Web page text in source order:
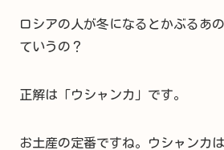
ロシアの人が冬になるとかぶるあ
ていうの？
正解は「ウシャンカ」です。
お土産の定番ですね。ウシャンカ